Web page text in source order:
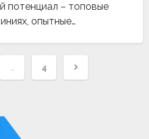
потенциал – топовые
опытные…
4